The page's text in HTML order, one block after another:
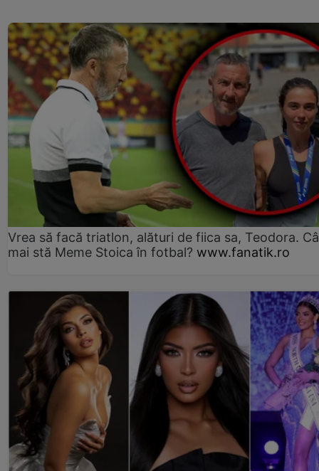
Vrea să facă triatlon, alături de fiica sa, Teodora.
mai stă Meme Stoica în fotbal? www.fanatik.ro